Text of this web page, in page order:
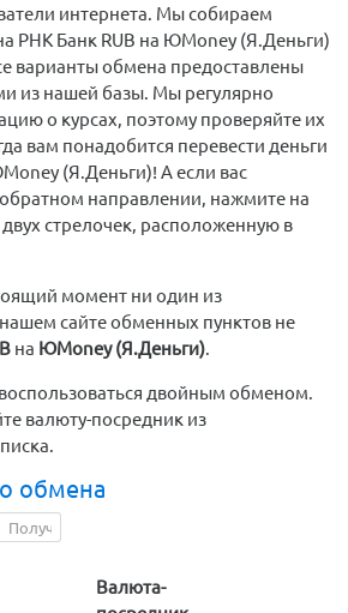
интернета. Мы собираем
РНК Банк RUB на ЮMoney (Я.Деньги)
варианты обмена предоставлены
из нашей базы. Мы регулярно
о курсах, поэтому проверяйте их
вам понадобится перевести деньги
(Я.Деньги)! А если вас
направлении, нажмите на
стрелочек, расположенную в
момент ни один из
сайте обменных пунктов не
на ЮMoney (Я.Деньги).
двойным обменом.
валюту-посредник из
обмена
Валюта-